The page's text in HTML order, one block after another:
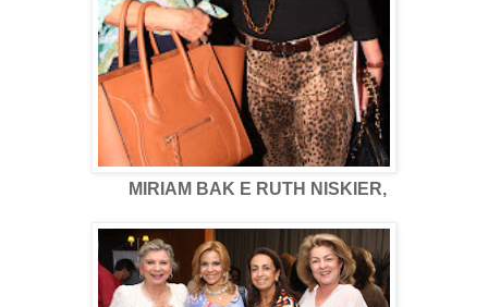
MIRIAM BAK E RUTH NISKIER,